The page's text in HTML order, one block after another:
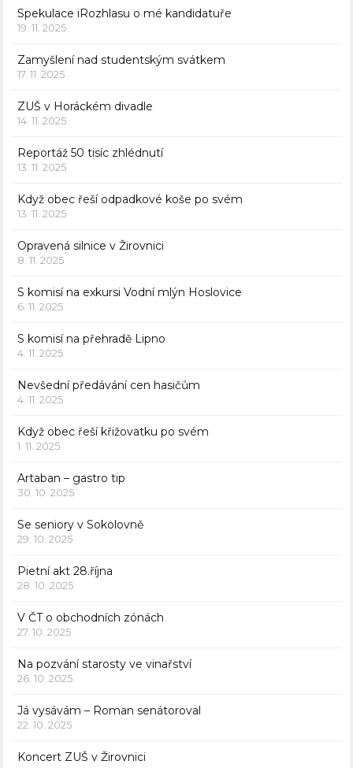
Spekulace iRozhlasu o mé kandidatuře
19. 11. 2025
Zamyšlení nad studentským svátkem
17. 11. 2025
ZUŠ v Horáckém divadle
14. 11. 2025
Reportáž 50 tisíc zhlédnutí
13. 11. 2025
Když obec řeší odpadkové koše po svém
13. 11. 2025
Opravená silnice v Žirovnici
8. 11. 2025
S komisí na exkursi Vodní mlýn Hoslovice
6. 11. 2025
S komisí na přehradě Lipno
4. 11. 2025
Nevšední předávání cen hasičům
4. 11. 2025
Když obec řeší křižovatku po svém
1. 11. 2025
Artaban – gastro tip
30. 10. 2025
Se seniory v Sokolovně
29. 10. 2025
Pietní akt 28.října
28. 10. 2025
V ČT o obchodních zónách
27. 10. 2025
Na pozvání starosty ve vinařství
26. 10. 2025
Já vysávám – Roman senátoroval
22. 10. 2025
Koncert ZUŠ v Žirovnici